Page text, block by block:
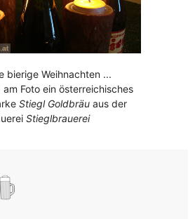
bierige Weihnachten ...
Foto ein österreichisches
Stiegl Goldbräuaus der
Stieglbrauerei